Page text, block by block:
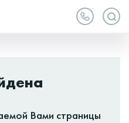
Вами страницы